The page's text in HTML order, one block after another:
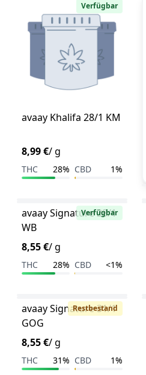
Verfügbar
avaay Khalifa 28/1 KM
8,99 €/ g
THC 28% CBD 1%
Verfügbar
avaay Signature 28/1
WB
8,55 €/ g
THC 28% CBD <1%
Restbestand
avaay Signature 31/1
GOG
8,55 €/ g
THC 31% CBD 1%